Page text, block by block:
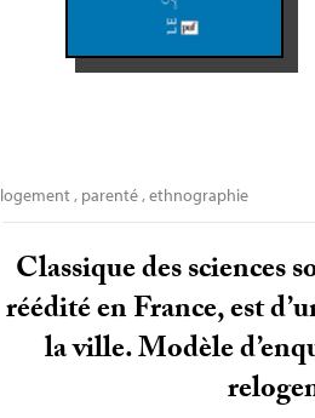
logement, parenté,ethnographie
Classique des sciences
réédité en France, est
la ville. Modèle